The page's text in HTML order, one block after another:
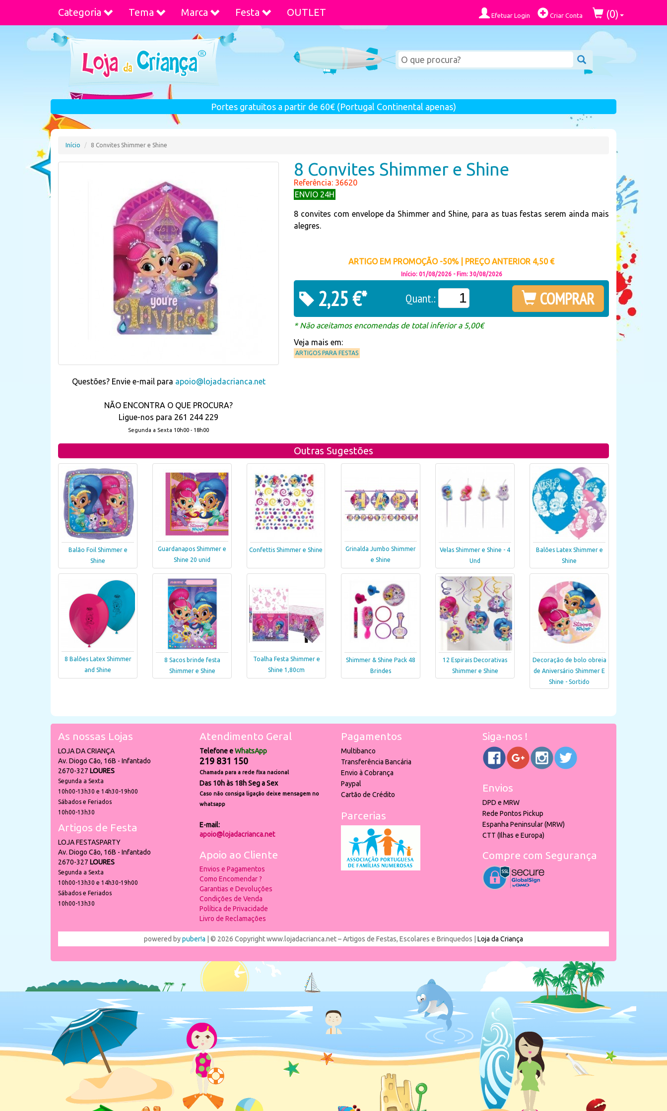
Categoria Tema Marca Festa OUTLET Efetuar Login Criar Conta (0)
Portes gratuitos a partir de 60€ (Portugal Continental apenas)
Início 8 Convites Shimmer e Shine
Questões? Envie e-mail para apoio@lojadacrianca.net
NÃO ENCONTRA O QUE PROCURA?
Ligue-nos para 261 244 229
Segunda a Sexta 10h00 - 18h00
8 Convites Shimmer e Shine
Referência: 36620
ENVIO 24H
8 convites com envelope da Shimmer and Shine, para as tuas festas serem ainda mais
alegres.
ARTIGO EM PROMOÇÃO -50% | PREÇO ANTERIOR 4,50 €
Início: 01/08/2026 - Fim: 30/08/2026
2,25 €* Quant.: COMPRAR
* Não aceitamos encomendas de total inferior a 5,00€
Veja mais em:
ARTIGOS PARA FESTAS
Outras Sugestões
Balão Foil Shimmer e
Shine
Guardanapos Shimmer e
Shine 20 unid
Confettis Shimmer e Shine
Grinalda Jumbo Shimmer
e Shine
Velas Shimmer e Shine - 4
Und
Balões Latex Shimmer e
Shine
8 Balões Latex Shimmer
and Shine
8 Sacos brinde festa
Shimmer e Shine
Toalha Festa Shimmer e
Shine 1,80cm
Shimmer & Shine Pack 48
Brindes
12 Espirais Decorativas
Shimmer e Shine
Decoração de bolo obreia
de Aniversário Shimmer E
Shine - Sortido
As nossas Lojas
LOJA DA CRIANÇA
Av. Diogo Cão, 16B - Infantado
2670-327 LOURES
Segunda a Sexta
10h00-13h30 e 14h30-19h00
Sábados e Feriados
10h00-13h30
Artigos de Festa
LOJA FESTASPARTY
Av. Diogo Cão, 16B - Infantado
2670-327 LOURES
Segunda a Sexta
10h00-13h30 e 14h30-19h00
Sábados e Feriados
10h00-13h30
Atendimento Geral
Telefone eWhatsApp
219 831 150
Chamada para a rede fixa nacional
Das 10h às 18h Seg a Sex
Caso não consiga ligação deixe mensagem no
whatsapp
E-mail:
apoio@lojadacrianca.net
Apoio ao Cliente
Envios e Pagamentos
Como Encomendar ?
Garantias e Devoluções
Condições de Venda
Política de Privacidade
Livro de Reclamações
Pagamentos
Multibanco
Transferência Bancária
Envio à Cobrança
Paypal
Cartão de Crédito
Parcerias
Siga-nos !
Envios
DPD e MRW
Rede Pontos Pickup
Espanha Peninsular (MRW)
CTT (Ilhas e Europa)
Compre com Segurança
powered bypuber!a | © 2026 Copyright www.lojadacrianca.net – Artigos de Festas, Escolares e Brinquedos | Loja da Criança